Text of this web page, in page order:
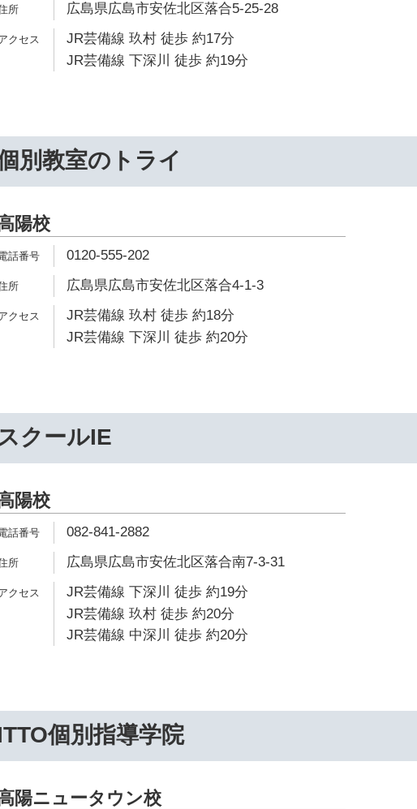
広島県広島市安佐北区落合5-25-28
JR芸備線 玖村 徒歩 約17分
JR芸備線 下深川 徒歩 約19分
別教室のトライ
陽校
0120-555-202
広島県広島市安佐北区落合4-1-3
JR芸備線 玖村 徒歩 約18分
JR芸備線 下深川 徒歩 約20分
クールIE
陽校
082-841-2882
広島県広島市安佐北区落合南7-3-31
JR芸備線 下深川 徒歩 約19分
JR芸備線 玖村 徒歩 約20分
JR芸備線 中深川 徒歩 約20分
個別指導学院
陽ニュータウン校